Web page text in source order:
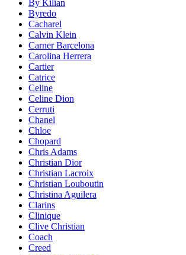
By Kilian
Byredo
Cacharel
Calvin Klein
Carner Barcelona
Carolina Herrera
Cartier
Catrice
Celine
Celine Dion
Cerruti
Chanel
Chloe
Chopard
Chris Adams
Christian Dior
Christian Lacroix
Christian Louboutin
Christina Aguilera
Clarins
Clinique
Clive Christian
Coach
Creed